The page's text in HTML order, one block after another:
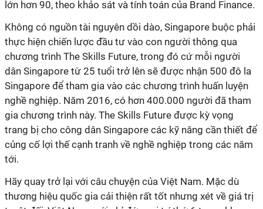
lớn hơn 90, theo khảo sát và tính toán của Brand Finance.
Không có nguồn tài nguyên dồi dào, Singapore buộc phải
thực hiện chiến lược đầu tư vào con người thông qua
chương trình The Skills Future, trong đó cứ mỗi người
dân Singapore từ 25 tuổi trở lên sẽ được nhận 500 đô la
Singapore để tham gia vào các chương trình huấn luyện
nghề nghiệp. Năm 2016, có hơn 400.000 người đã tham
gia chương trình này. The Skills Future được kỳ vọng
trang bị cho công dân Singapore các kỹ năng cần thiết để
củng cố lợi thế cạnh tranh về nghề nghiệp trong các năm
tới.
Hãy quay trở lại với câu chuyện của Việt Nam. Mặc dù
thương hiệu quốc gia cải thiện rất tốt nhưng xét về giá trị